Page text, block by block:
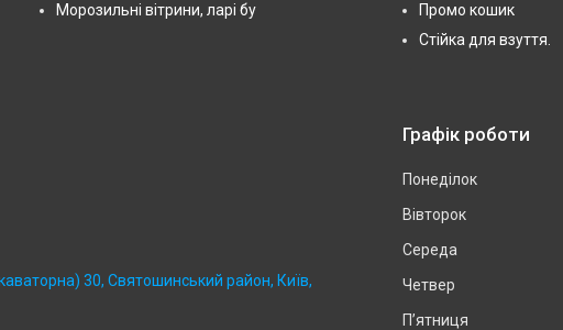
Морозильні вітрини, ларі бу
Промо кошик
Стійка для взуття.
30, Святошинський район, Київ,
Графік роботи
Понеділок
Вівторок
Середа
Четвер
Пʼятниця